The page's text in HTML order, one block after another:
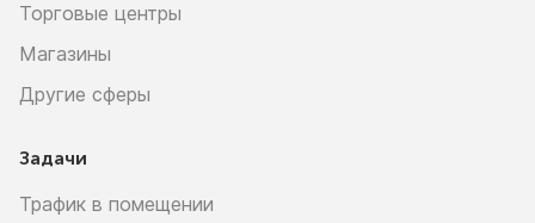
Торговые центры
Магазины
Другие сферы
Задачи
Трафик в помещении